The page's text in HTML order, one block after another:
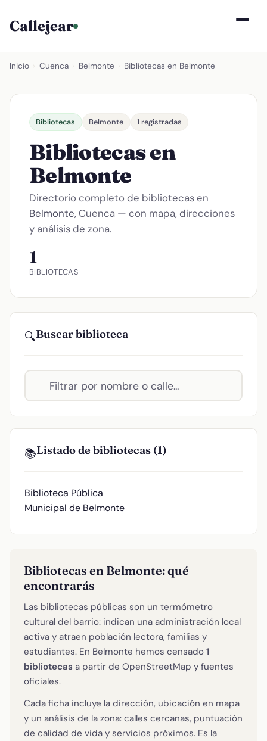
Callejear
Inicio Cuenca Belmonte Bibliotecas en Belmonte
Bibliotecas Belmonte 1 registradas
Bibliotecas en
Belmonte
Directorio completo de bibliotecas en
Belmonte, Cuenca — con mapa, direcciones
y análisis de zona.
1
BIBLIOTECAS
🔍Buscar biblioteca
📚Listado de bibliotecas (1)
Biblioteca Pública
Municipal de Belmonte
Bibliotecas en Belmonte: qué
encontrarás
Las bibliotecas públicas son un termómetro
cultural del barrio: indican una administración local
activa y atraen población lectora, familias y
estudiantes. En Belmonte hemos censado 1
bibliotecas a partir de OpenStreetMap y fuentes
oficiales.
Cada ficha incluye la dirección, ubicación en mapa
y un análisis de la zona: calles cercanas, puntuación
de calidad de vida y servicios próximos. Es la